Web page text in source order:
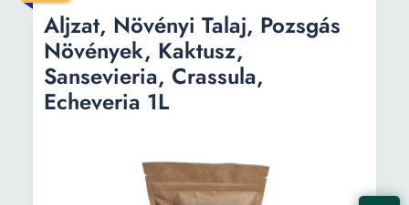
Aljzat, Növényi Talaj, Pozsgás
Növények, Kaktusz,
Sansevieria, Crassula,
Echeveria 1L